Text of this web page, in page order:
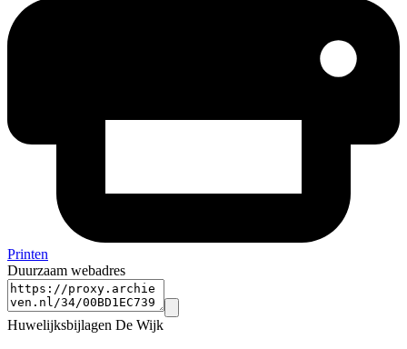
Printen
Duurzaam webadres
Huwelijksbijlagen De Wijk